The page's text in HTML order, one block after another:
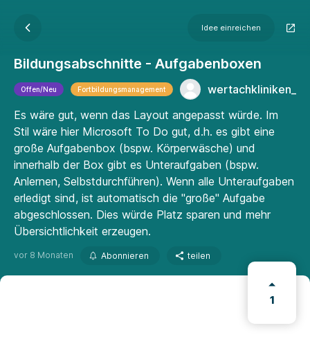
Idee einreichen
Bildungsabschnitte - Aufgabenboxen
Offen/Neu Fortbildungsmanagement
Es wäre gut, wenn das Layout angepasst würde. Im
Stil wäre hier Microsoft To Do gut, d.h. es gibt eine
große Aufgabenbox (bspw. Körperwäsche) und
innerhalb der Box gibt es Unteraufgaben (bspw.
Anlernen, Selbstdurchführen). Wenn alle Unteraufgaben
erledigt sind, ist automatisch die "große" Aufgabe
abgeschlossen. Dies würde Platz sparen und mehr
Übersichtlichkeit erzeugen.
vor 8 Monaten Abonnieren teilen
1